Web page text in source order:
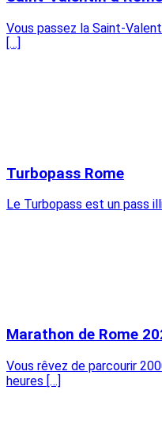
Vous passez la Saint-
[…]
Turbopass Rome
Le Turbopass est un pass
Marathon de Rome
Vous rêvez de parcourir
heures […]